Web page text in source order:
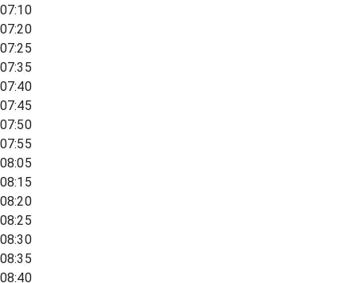
07:10
07:20
07:25
07:35
07:40
07:45
07:50
07:55
08:05
08:15
08:20
08:25
08:30
08:35
08:40